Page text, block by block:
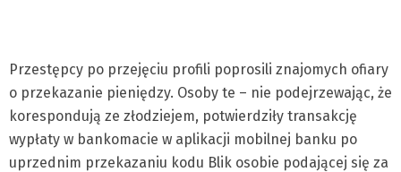
Przestępcy po przejęciu profili poprosili znajomych ofiary
o przekazanie pieniędzy. Osoby te – nie podejrzewając, że
korespondują ze złodziejem, potwierdziły transakcję
wypłaty w bankomacie w aplikacji mobilnej banku po
uprzednim przekazaniu kodu Blik osobie podającej się za